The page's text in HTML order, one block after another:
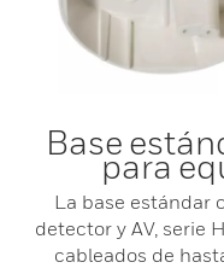
Base
para
La base estándar
detector y AV, serie
cableados de